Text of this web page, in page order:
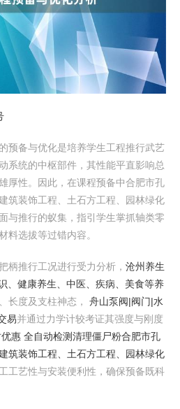
预备与优化是培养学生工程推行武艺
系统的中枢部件，其性能平直影响总
厚性。因此，在课程预备中合肥市孔
筑装饰工程、土石方工程、园林绿化
与推行的蚁集，指引学生掌抓轴类零
料选拔等过错内容。
柄推行工况进行受力分析， 沧州养生
、健康养生、中医、疾病、美食等养
长度及支柱神态， 舟山泵阀|阀门|水
易并通过力学计较考证其强度与刚度
优惠 全自动检测清理僵尸粉合肥市孔
筑装饰工程、土石方工程、园林绿化
工艺性与安装便利性，确保预备既科